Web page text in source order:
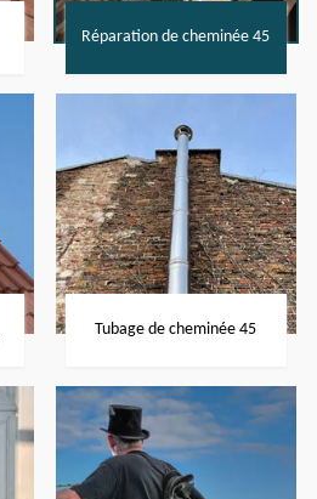
Réparation de cheminée 45
Tubage de cheminée 45